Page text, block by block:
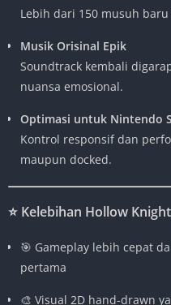
Lebih dari 150 musuh
Musik Orisinal Epik
Soundtrack kembali
nuansa emosional.
Optimasi untuk Nintendo
Kontrol responsif dan
maupun docked.
⭐ Kelebihan Hollow
🎯 Gameplay lebih cepat
pertama
🎨 Visual 2D hand-drawn